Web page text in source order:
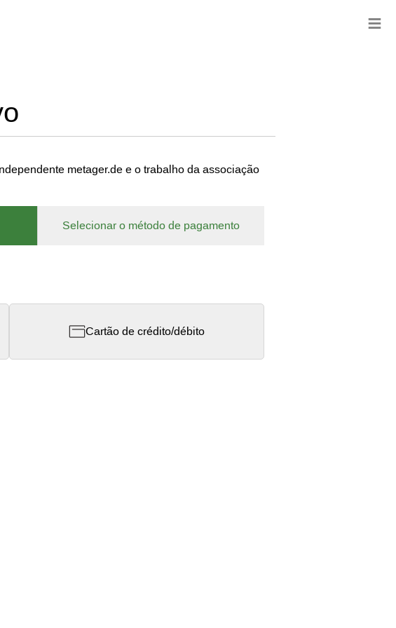
metager.de e o trabalho da associação
Selecionar o método de pagamento
Cartão de crédito/débito
≡